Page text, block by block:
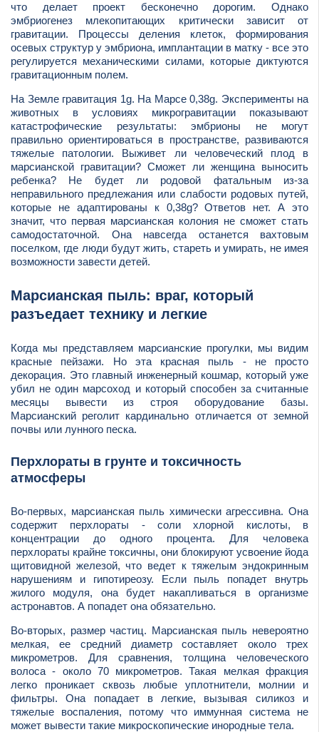
что делает проект бесконечно дорогим. Однако
эмбриогенез млекопитающих критически зависит от
гравитации. Процессы деления клеток, формирования
осевых структур у эмбриона, имплантации в матку - все это
регулируется механическими силами, которые диктуются
гравитационным полем.
На Земле гравитация 1g. На Марсе 0,38g. Эксперименты на
животных в условиях микрогравитации показывают
катастрофические результаты: эмбрионы не могут
правильно ориентироваться в пространстве, развиваются
тяжелые патологии. Выживет ли человеческий плод в
марсианской гравитации? Сможет ли женщина выносить
ребенка? Не будет ли родовой фатальным из-за
неправильного предлежания или слабости родовых путей,
которые не адаптированы к 0,38g? Ответов нет. А это
значит, что первая марсианская колония не сможет стать
самодостаточной. Она навсегда останется вахтовым
поселком, где люди будут жить, стареть и умирать, не имея
возможности завести детей.
Марсианская пыль: враг, который
разъедает технику и легкие
Когда мы представляем марсианские прогулки, мы видим
красные пейзажи. Но эта красная пыль - не просто
декорация. Это главный инженерный кошмар, который уже
убил не один марсоход и который способен за считанные
месяцы вывести из строя оборудование базы.
Марсианский реголит кардинально отличается от земной
почвы или лунного песка.
Перхлораты в грунте и токсичность
атмосферы
Во-первых, марсианская пыль химически агрессивна. Она
содержит перхлораты - соли хлорной кислоты, в
концентрации до одного процента. Для человека
перхлораты крайне токсичны, они блокируют усвоение йода
щитовидной железой, что ведет к тяжелым эндокринным
нарушениям и гипотиреозу. Если пыль попадет внутрь
жилого модуля, она будет накапливаться в организме
астронавтов. А попадет она обязательно.
Во-вторых, размер частиц. Марсианская пыль невероятно
мелкая, ее средний диаметр составляет около трех
микрометров. Для сравнения, толщина человеческого
волоса - около 70 микрометров. Такая мелкая фракция
легко проникает сквозь любые уплотнители, молнии и
фильтры. Она попадает в легкие, вызывая силикоз и
тяжелые воспаления, потому что иммунная система не
может вывести такие микроскопические инородные тела.